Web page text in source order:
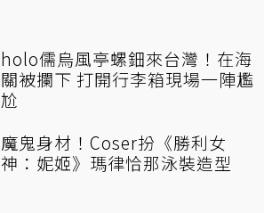
holo儒烏風亭螺鈿來台灣！在海
關被攔下 打開行李箱現場一陣尷
尬
魔鬼身材！Coser扮《勝利女
神：妮姬》瑪律恰那泳裝造型